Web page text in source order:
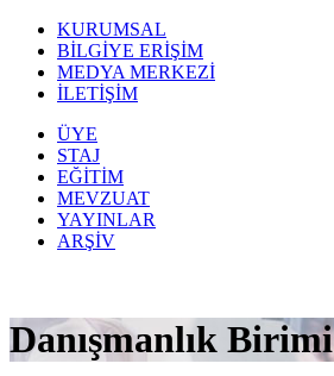
KURUMSAL
BİLGİYE ERİŞİM
MEDYA MERKEZİ
İLETİŞİM
ÜYE
STAJ
EĞİTİM
MEVZUAT
YAYINLAR
ARŞİV
Danışmanlık Birimi